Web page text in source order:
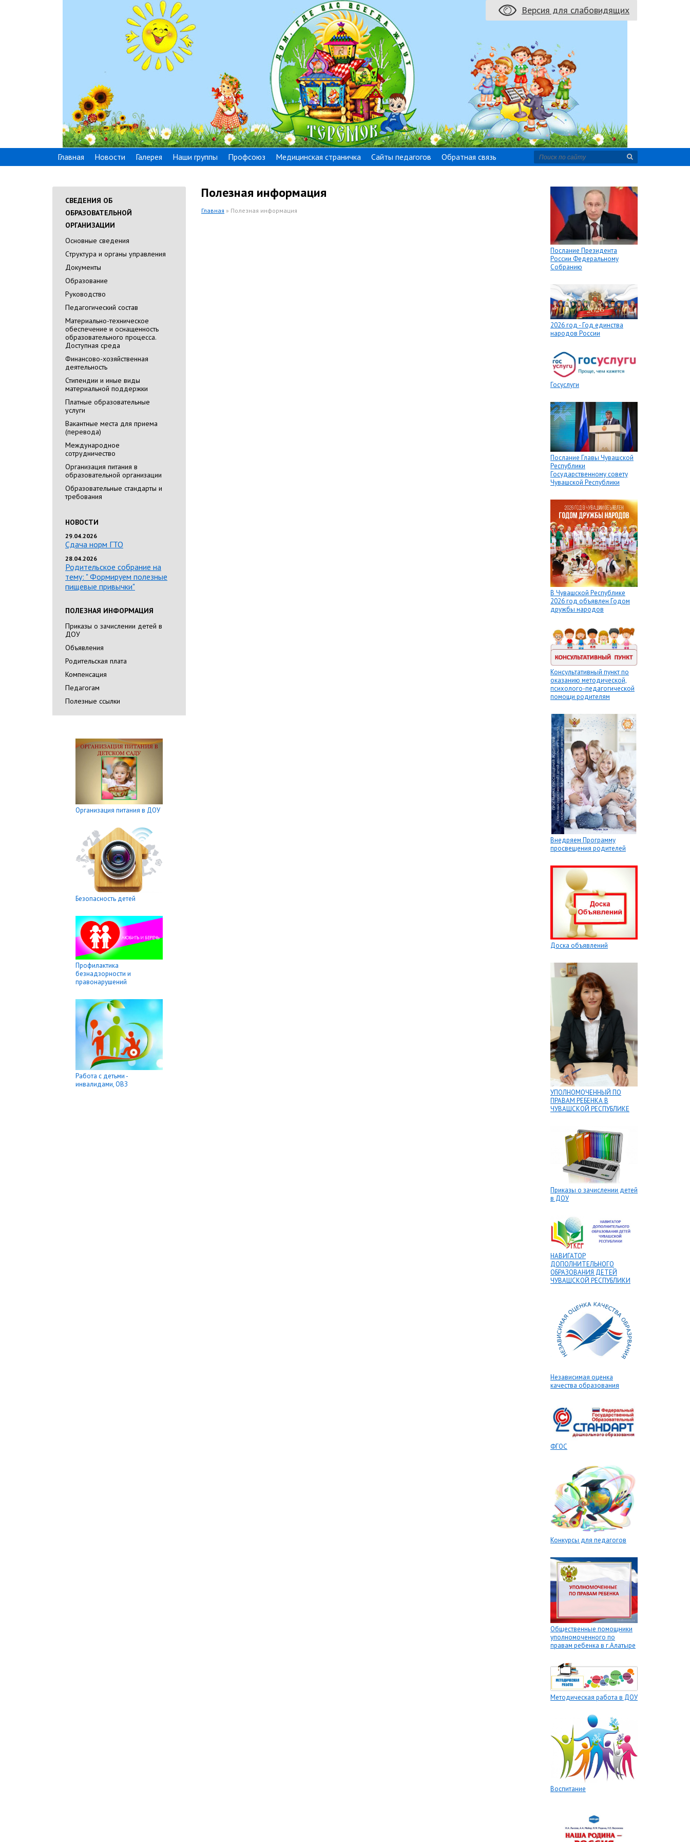
Версия для слабовидящих
Главная Новости Галерея Наши группы Профсоюз Медицинская страничка Сайты педагогов Обратная связь
СВЕДЕНИЯ ОБ
ОБРАЗОВАТЕЛЬНОЙ
ОРГАНИЗАЦИИ
Основные сведения
Cтруктура и органы управления
Документы
Образование
Руководство
Педагогический состав
Материально-техническое
обеспечение и оснащенность
образовательного процесса.
Доступная среда
Финансово-хозяйственная
деятельность
Стипендии и иные виды
материальной поддержки
Платные образовательные
услуги
Вакантные места для приема
(перевода)
Международное
сотрудничество
Организация питания в
образовательной организации
Образовательные стандарты и
требования
НОВОСТИ
29.04.2026
Сдача норм ГТО
28.04.2026
Родительское собрание на
тему: " Формируем полезные
пищевые привычки"
ПОЛЕЗНАЯ ИНФОРМАЦИЯ
Приказы о зачислении детей в
ДОУ
Объявления
Родительская плата
Компенсация
Педагогам
Полезные ссылки
Организация питания в ДОУ
Безопасность детей
Профилактика
безнадзорности и
правонарушений
Работа с детьми -
инвалидами, ОВЗ
Полезная информация
Главная » Полезная информация
Послание Президента
России Федеральному
Собранию
2026 год - Год единства
народов России
Госуслуги
Послание Главы Чувашской
Республики
Государственному совету
Чувашской Республики
В Чувашской Республике
2026 год объявлен Годом
дружбы народов
Консультативный пункт по
оказанию методической,
психолого-педагогической
помощи родителям
Внедряем Программу
просвещения родителей
Доска объявлений
УПОЛНОМОЧЕННЫЙ ПО
ПРАВАМ РЕБЕНКА В
ЧУВАШСКОЙ РЕСПУБЛИКЕ
Приказы о зачислении детей
в ДОУ
НАВИГАТОР
ДОПОЛНИТЕЛЬНОГО
ОБРАЗОВАНИЯ ДЕТЕЙ
ЧУВАШСКОЙ РЕСПУБЛИКИ
Независимая оценка
качества образования
ФГОС
Конкурсы для педагогов
Общественные помощники
уполномоченного по
правам ребенка в г.Алатыре
Методическая работа в ДОУ
Воспитание